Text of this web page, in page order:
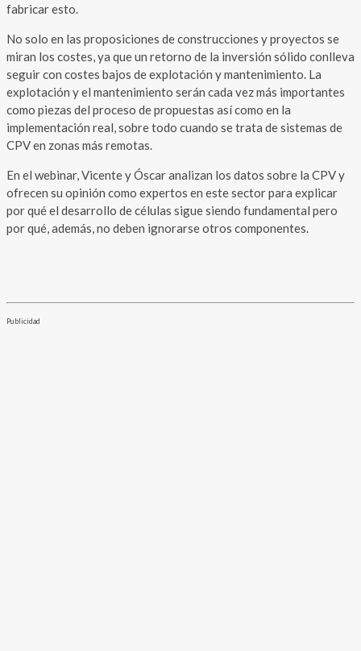
fabricar esto.
No solo en las proposiciones de construcciones y proyectos se
miran los costes, ya que un retorno de la inversión sólido conlleva
seguir con costes bajos de explotación y mantenimiento. La
explotación y el mantenimiento serán cada vez más importantes
como piezas del proceso de propuestas así como en la
implementación real, sobre todo cuando se trata de sistemas de
CPV en zonas más remotas.
En el webinar, Vicente y Óscar analizan los datos sobre la CPV y
ofrecen su opinión como expertos en este sector para explicar
por qué el desarrollo de células sigue siendo fundamental pero
por qué, además, no deben ignorarse otros componentes.
Publicidad